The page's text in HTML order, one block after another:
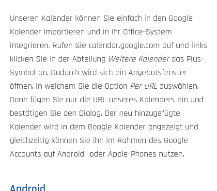
Unseren Kalender können Sie einfach in den Google
Kalender importieren und in Ihr Office-System
integrieren. Rufen Sie calendar.google.com auf und links
klicken Sie in der Abteilung Weitere Kalender das Plus-
Symbol an. Dadurch wird sich ein Angebotsfenster
öffnen, in welchem Sie die Option Per URL auswählen.
Dann fügen Sie nur die URL unseres Kalenders ein und
bestätigen Sie den Dialog. Der neu hinzugefügte
Kalender wird in dem Google Kalender angezeigt und
gleichzeitig können Sie ihn im Rahmen des Google
Accounts auf Android- oder Apple-Phones nutzen.